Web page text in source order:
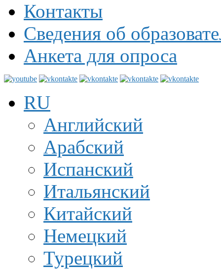
Контакты
Сведения об
Анкета для опроса
RU
Английский
Арабский
Испанский
Итальянский
Китайский
Немецкий
Турецкий